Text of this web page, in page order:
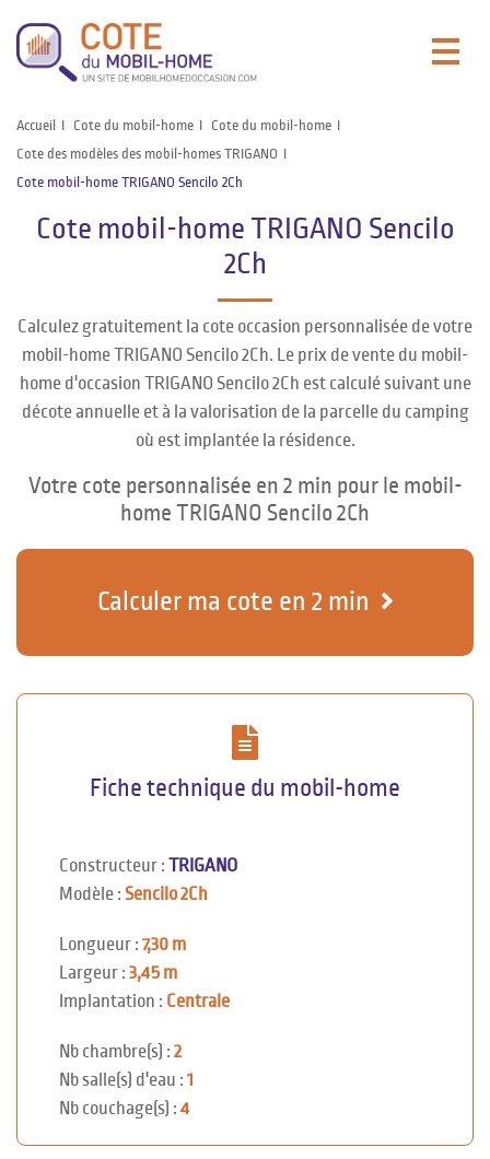
Accueil Cote du mobil-home
Cote du mobil-home
Cote des modèles des mobil-homes TRIGANO
Cote mobil-home TRIGANO Sencilo 2Ch
Cote mobil-home TRIGANO Sencilo
2Ch
Calculez gratuitement la cote occasion personnalisée de votre
mobil-home TRIGANO Sencilo 2Ch. Le prix de vente du mobil-
home d'occasion TRIGANO Sencilo 2Ch est calculé suivant une
décote annuelle et à la valorisation de la parcelle du camping
où est implantée la résidence.
Votre cote personnalisée en 2 min pour le mobil-
home TRIGANO Sencilo 2Ch
Calculer ma cote en 2 min
Fiche technique du mobil-home
Constructeur : TRIGANO
Modèle : Sencilo 2Ch
Longueur : 7,30 m
Largeur : 3,45 m
Implantation : Centrale
Nb chambre(s) : 2
Nb salle(s) d'eau : 1
Nb couchage(s) : 4